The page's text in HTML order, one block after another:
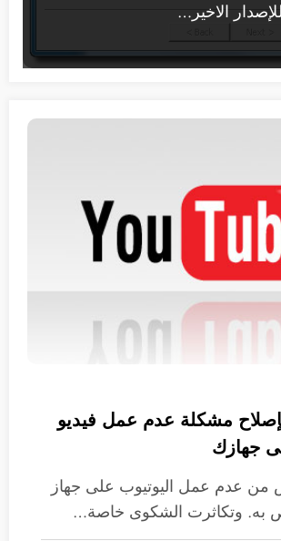
الاخير…
مشكلة عدم عمل فيديو
جهازك
من عدم عمل اليوتيوب على جهاز